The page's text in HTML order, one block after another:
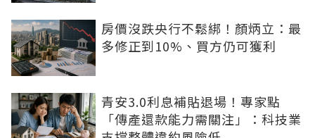
房價沒跌央行不鬆綁！顏炳立：最
多修正到10%、買方仍可獲利
青安3.0利息補貼退場！專家點
「傳產還款能力需關注」：科技業